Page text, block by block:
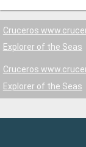
Cruceros
Explorer of the Seas
Cruceros
Explorer of the Seas